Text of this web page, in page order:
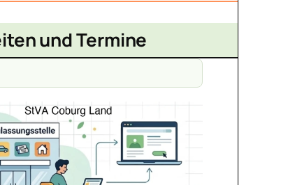
und Termine